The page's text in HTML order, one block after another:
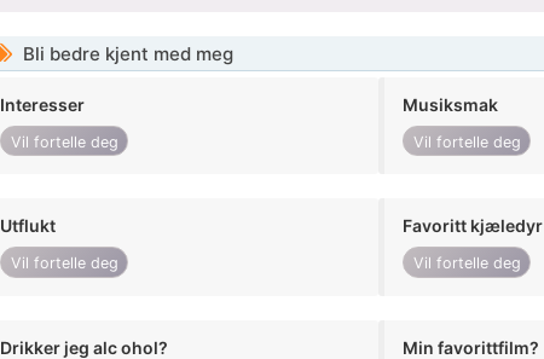
Bli bedre kjent med meg
Interesser
Vil fortelle deg
Musiksmak
Vil fortelle deg
Utflukt
Vil fortelle deg
Favoritt kjæledyr
Vil fortelle deg
Drikker jeg alc ohol? Min favorittfilm?